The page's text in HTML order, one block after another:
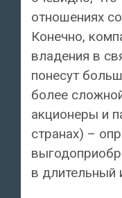
отношениях
Конечно,
владения в
понесут
более
акционеры и
странах) –
в длительный